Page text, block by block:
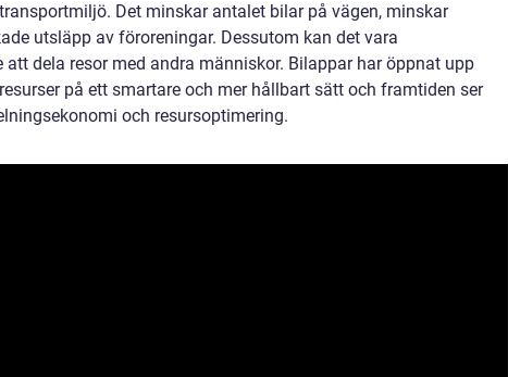
Det minskar antalet bilar på vägen, minskar
utsläpp av föroreningar. Dessutom kan det vara
dela resor med andra människor. Bilappar har öppnat upp
på ett smartare och mer hållbart sätt och framtiden ser
och resursoptimering.